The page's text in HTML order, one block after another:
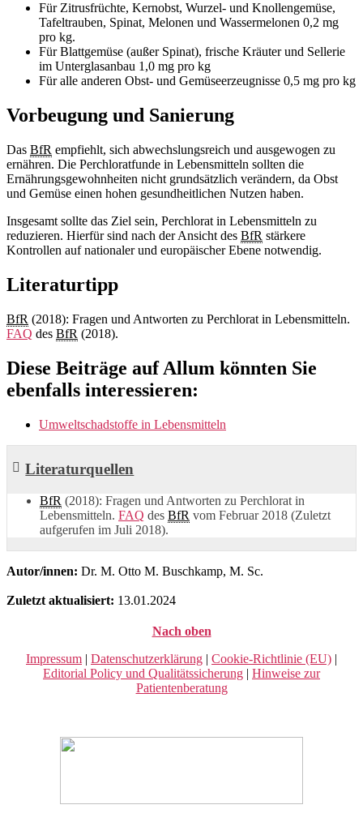
Für Zitrusfrüchte, Kernobst, Wurzel- und Knollengemüse,
Tafeltrauben, Spinat, Melonen und Wassermelonen 0,2 mg
pro kg.
Für Blattgemüse (außer Spinat), frische Kräuter und Sellerie
im Unterglasanbau 1,0 mg pro kg
Für alle anderen Obst- und Gemüseerzeugnisse 0,5 mg pro kg
Vorbeugung und Sanierung
Das BfR empfiehlt, sich abwechslungsreich und ausgewogen zu
ernähren. Die Perchloratfunde in Lebensmitteln sollten die
Ernährungsgewohnheiten nicht grundsätzlich verändern, da Obst
und Gemüse einen hohen gesundheitlichen Nutzen haben.
Insgesamt sollte das Ziel sein, Perchlorat in Lebensmitteln zu
reduzieren. Hierfür sind nach der Ansicht des BfR stärkere
Kontrollen auf nationaler und europäischer Ebene notwendig.
Literaturtipp
BfR (2018): Fragen und Antworten zu Perchlorat in Lebensmitteln.
FAQ des BfR (2018).
Diese Beiträge auf Allum könnten Sie
ebenfalls interessieren:
Umweltschadstoffe in Lebensmitteln
Literaturquellen
BfR (2018): Fragen und Antworten zu Perchlorat in
Lebensmitteln. FAQ des BfR vom Februar 2018 (Zuletzt
aufgerufen im Juli 2018).
Autor/innen: Dr. M. Otto M. Buschkamp, M. Sc.
Zuletzt aktualisiert: 13.01.2024
Nach oben
Impressum | Datenschutzerklärung | Cookie-Richtlinie (EU) |
Editorial Policy und Qualitätssicherung | Hinweise zur
Patientenberatung